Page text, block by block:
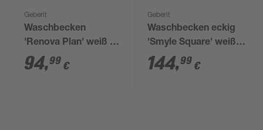
Geberit
Waschbecken
'Renova Plan' weiß 60
x 18,5 x 48 cm
94,99 €
Geberit
Waschbecken eckig
'Smyle Square' weiß
60 x 16,5 x 48 cm
144,99 €